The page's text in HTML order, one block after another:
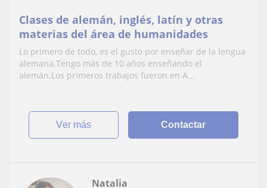
Clases de alemán, inglés, latín y otras
materias del área de humanidades
Lo primero de todo, es el gusto por enseñar de la lengua
alemana.Tengo más de 10 años enseñando el
alemán.Los primeros trabajos fueron en A...
ver más Contactar
Natalia